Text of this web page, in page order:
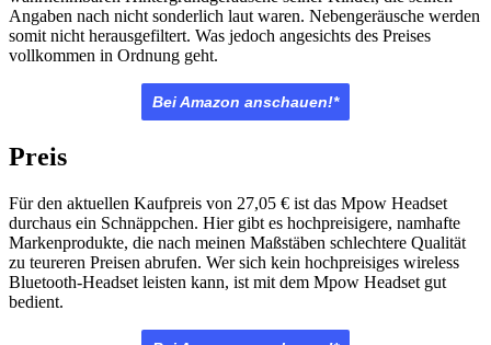
Angaben nach nicht sonderlich laut waren. Nebengeräusche werden
somit nicht herausgefiltert. Was jedoch angesichts des Preises
vollkommen in Ordnung geht.
Bei Amazon anschauen!*
Preis
Für den aktuellen Kaufpreis von 27,05 € ist das Mpow Headset
durchaus ein Schnäppchen. Hier gibt es hochpreisigere, namhafte
Markenprodukte, die nach meinen Maßstäben schlechtere Qualität
zu teureren Preisen abrufen. Wer sich kein hochpreisiges wireless
Bluetooth-Headset leisten kann, ist mit dem Mpow Headset gut
bedient.